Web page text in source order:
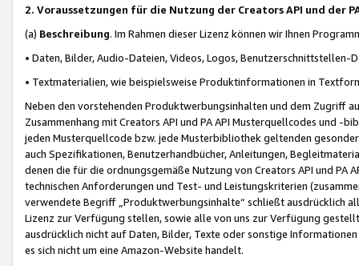
2. Voraussetzungen für die Nutzung der Creators API und der
(a) Beschreibung. Im Rahmen dieser Lizenz können wir Ihnen
• Daten, Bilder, Audio-Dateien, Videos, Logos, Benutzerschnittstellen-
• Textmaterialien, wie beispielsweise Produktinformationen in
Neben den vorstehenden Produktwerbungsinhalten und dem Zugriff
Zusammenhang mit Creators API und PA API Musterquellcodes und
jeden Musterquellcode bzw. jede Musterbibliothek geltenden
auch Spezifikationen, Benutzerhandbücher, Anleitungen,
denen die für die ordnungsgemäße Nutzung von Creators API und PA
technischen Anforderungen und Test- und Leistungskriterien
verwendete Begriff „Produktwerbungsinhalte“ schließt ausdrücklich
Lizenz zur Verfügung stellen, sowie alle von uns zur Verfügung
ausdrücklich nicht auf Daten, Bilder, Texte oder sonstige
es sich nicht um eine Amazon-Website handelt.